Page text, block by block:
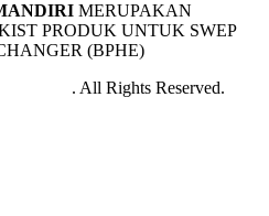
MERUPAKAN
PRODUK UNTUK SWEP
(BPHE)
. All Rights Reserved.